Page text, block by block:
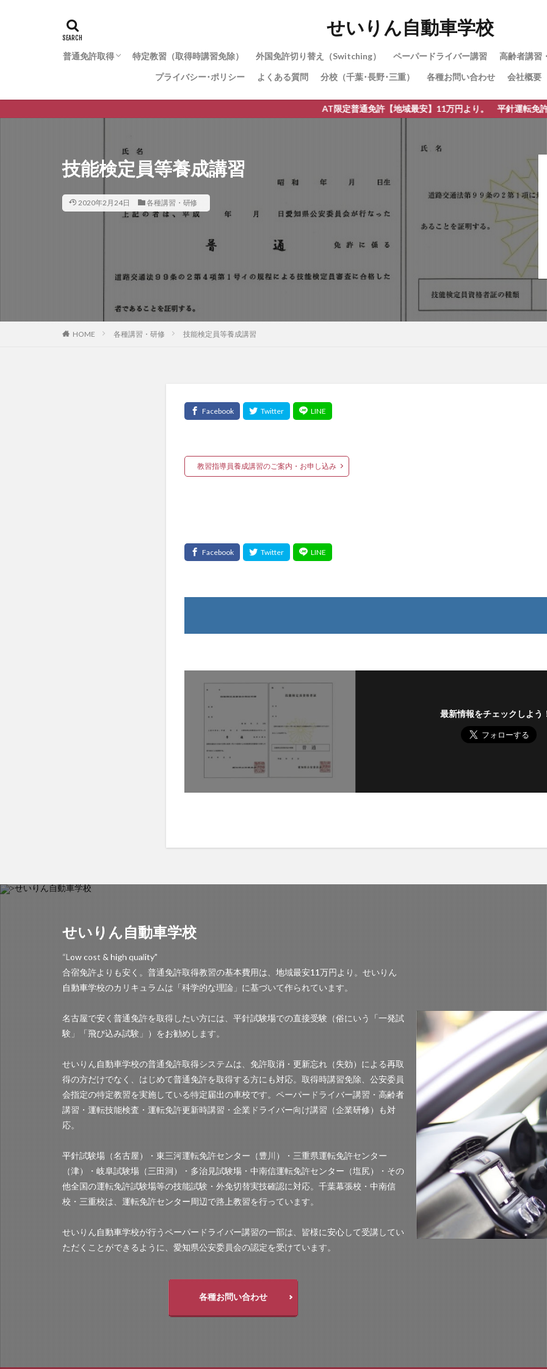
せいりん自動車学校
普通免許取得
【仮免なし】免許再取得コース
【仮免なし】29歳までの一般コース
【仮免なし】22歳までの学生コース
【仮免あり】免許再取得コース（一般型）
【仮免あり】免許再取得コース（最速型）
【仮免あり】取得時講習免除コース
特定教習（取得時講習免除） 外国免許切り替え（Switching） ペーパードライバー講習
高齢者講習
プライバシー･ポリシー
よくある質問 分校（千葉･長野･三重） 各種お問い合わせ 会社概要
AT限定普通免許【地域最安】11万円より。 平針運転免許試験場・
技能検定員等養成講習
2020年2月24日 各種講習・研修
HOME 各種講習・研修 技能検定員等養成講習
教習指導員養成講習のご案内・お申し込み
最新情報をチェックしよう
せいりん自動車学校
“Low cost & high quality”
合宿免許よりも安く。普通免許取得教習の基本費用は、地域最安11万円より。せいりん
自動車学校のカリキュラムは「科学的な理論」に基づいて作られています。
名古屋で安く普通免許を取得したい方には、平針試験場での直接受験（俗にいう「一発試
験」「飛び込み試験」）をお勧めします。
せいりん自動車学校の普通免許取得システムは、免許取消・更新忘れ（失効）による再取
得の方だけでなく、はじめて普通免許を取得する方にも対応。取得時講習免除、公安委員
会指定の特定教習を実施している特定届出の車校です。ペーパードライバー講習・高齢者
講習・運転技能検査・運転免許更新時講習・企業ドライバー向け講習（企業研修）も対
応。
平針試験場（名古屋）・東三河運転免許センター（豊川）・三重県運転免許センター
（津）・岐阜試験場（三田洞）・多治見試験場・中南信運転免許センター（塩尻）・その
他全国の運転免許試験場等の技能試験・外免切替実技確認に対応。千葉幕張校・中南信
校・三重校は、運転免許センター周辺で路上教習を行っています。
せいりん自動車学校が行うペーパードライバー講習の一部は、皆様に安心して受講してい
ただくことができるように、愛知県公安委員会の認定を受けています。
各種お問い合わせ